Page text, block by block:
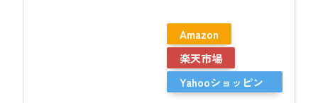
Amazon
楽天市場
Yahooショッピン